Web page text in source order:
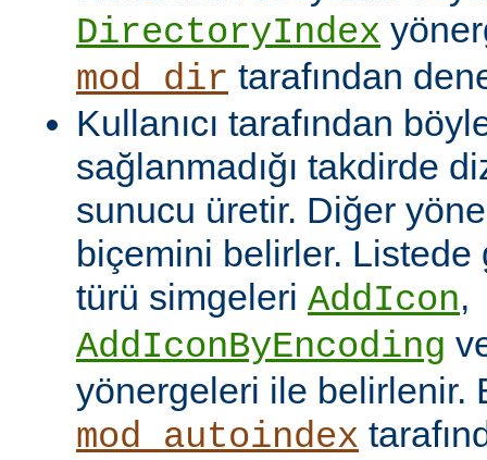
DirectoryIndex
mod_dir tarafından
Kullanıcı tarafından
sağlanmadığı takdirde
sunucu üretir. Diğer
biçemini belirler.
türü simgeleri AddIcon,
AddIconByEncoding
yönergeleri ile belirlenir.
mod_autoindex